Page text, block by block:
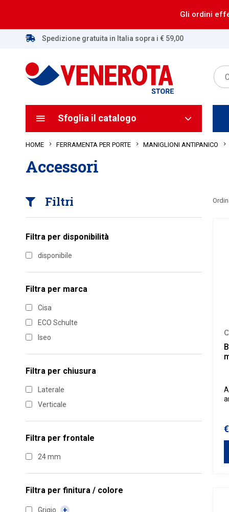
Gli ordini
Spedizione gratuita in Italia sopra i € 59,00
Sfoglia il catalogo
HOME FERRAMENTA PER PORTE MANIGLIONI ANTIPANICO
Accessori
Filtri
Filtra per disponibilità
disponibile
Filtra per marca
Cisa
ECO Schulte
Iseo
Filtra per chiusura
Laterale
Verticale
Filtra per frontale
24 mm
Filtra per finitura / colore
Grigio